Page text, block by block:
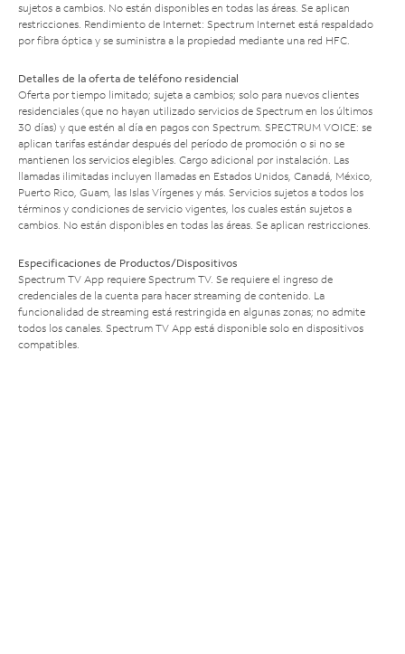
sujetos a cambios. No están disponibles en todas las áreas. Se aplican
restricciones. Rendimiento de Internet: Spectrum Internet está respaldado
por fibra óptica y se suministra a la propiedad mediante una red HFC.
Detalles de la oferta de teléfono residencial
Oferta por tiempo limitado; sujeta a cambios; solo para nuevos clientes
residenciales (que no hayan utilizado servicios de Spectrum en los últimos
30 días) y que estén al día en pagos con Spectrum. SPECTRUM VOICE: se
aplican tarifas estándar después del período de promoción o si no se
mantienen los servicios elegibles. Cargo adicional por instalación. Las
llamadas ilimitadas incluyen llamadas en Estados Unidos, Canadá, México,
Puerto Rico, Guam, las Islas Vírgenes y más. Servicios sujetos a todos los
términos y condiciones de servicio vigentes, los cuales están sujetos a
cambios. No están disponibles en todas las áreas. Se aplican restricciones.
Especificaciones de Productos/Dispositivos
Spectrum TV App requiere Spectrum TV. Se requiere el ingreso de
credenciales de la cuenta para hacer streaming de contenido. La
funcionalidad de streaming está restringida en algunas zonas; no admite
todos los canales. Spectrum TV App está disponible solo en dispositivos
compatibles.